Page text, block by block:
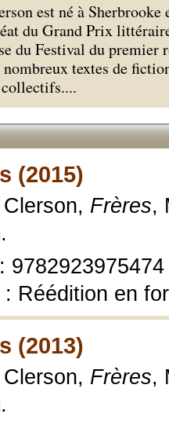
est né à
du Grand Prix
du Festival du premier
textes de
...
(2015)
Frères,
9782923975474
: Réédition en
(2013)
Frères,